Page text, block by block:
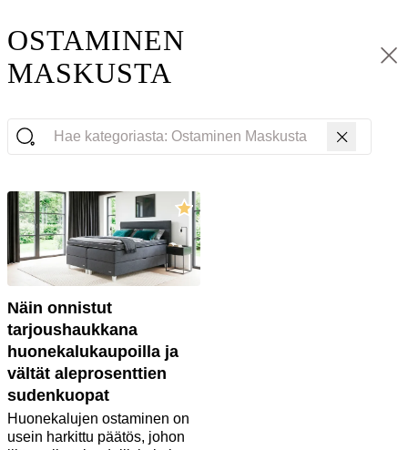
OSTAMINEN
MASKUSTA
Hae kategoriasta: Ostaminen Maskusta
Näin onnistut
tarjoushaukkana
huonekalukaupoilla ja
vältät aleprosenttien
sudenkuopat
Huonekalujen ostaminen on
usein harkittu päätös, johon